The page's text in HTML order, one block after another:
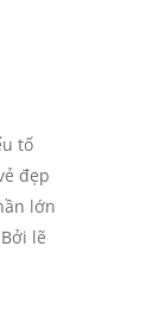
tố
đẹp
lớn
lẽ